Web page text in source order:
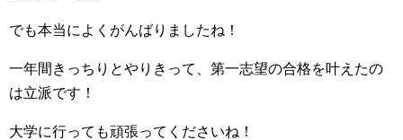
でも本当によくがんばりましたね！
一年間きっちりとやりきって、第一志望の合格を叶えたの
は立派です！
大学に行っても頑張ってくださいね！